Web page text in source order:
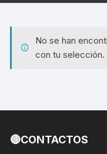
No se han
con tu selección.
🔴CONTACTOS